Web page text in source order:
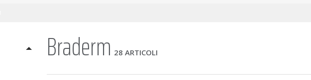
Braderm 28 ARTICOLI